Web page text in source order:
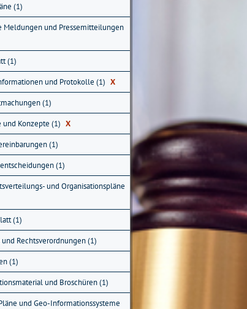
(1)
Meldungen und Pressemitteilungen
(1)
und Protokolle (1) X
(1)
und Konzepte (1) X
(1)
(1)
und Organisationspläne
(1)
und Rechtsverordnungen (1)
(1)
und Broschüren (1)
und Geo-Informationssysteme